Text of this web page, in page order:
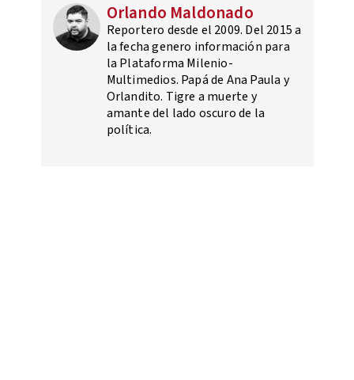
Orlando Maldonado
Reportero desde el 2009. Del 2015 a
la fecha genero información para
la Plataforma Milenio-
Multimedios. Papá de Ana Paula y
Orlandito. Tigre a muerte y
amante del lado oscuro de la
política.